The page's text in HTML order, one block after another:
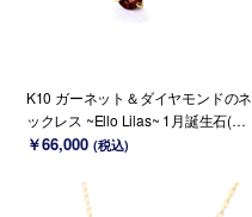
K10 ガーネット＆ダイヤモンドのネ
ックレス ~Ello Lilas~ 1月誕生石(K1
8 変更可能)
￥66,000 (税込)